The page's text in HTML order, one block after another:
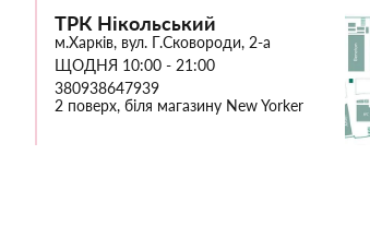
ТРК Нікольський
м.Харків, вул. Г.Сковороди, 2-а
ЩОДНЯ 10:00 - 21:00
380938647939
2 поверх, біля магазину New Yorker